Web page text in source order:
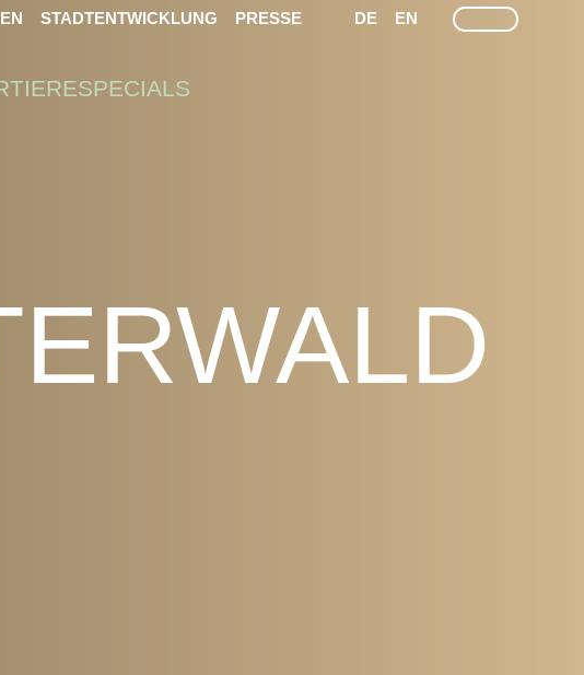
STADTENTWICKLUNG PRESSE LEICHTE SPRACHE
GEÄRDEN SPRACHEN
DE EN SUCHE
SPECIALS